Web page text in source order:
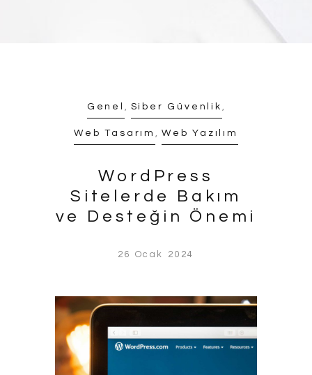
Genel , Siber Güvenlik ,
Web Tasarım , Web Yazılım
WordPress
Sitelerde Bakım
ve Desteğin Önemi
26 Ocak 2024